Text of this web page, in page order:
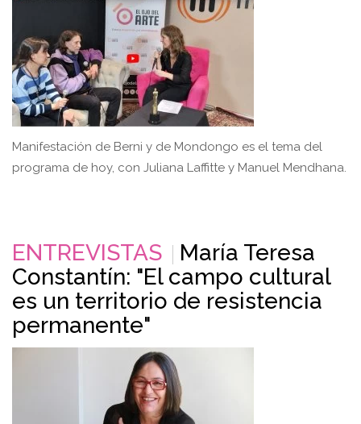
Manifestación de Berni y de Mondongo es el tema del
programa de hoy, con Juliana Laffitte y Manuel Mendhana.
ENTREVISTAS
María Teresa
Constantín: "El campo cultural
es un territorio de resistencia
permanente"